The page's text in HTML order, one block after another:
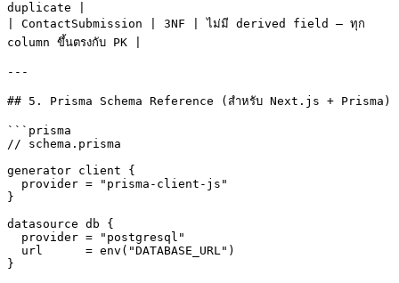
duplicate |
| ContactSubmission | 3NF | ไม่มี derived field — ทุก
column ขึ้นตรงกับ PK |
---
## 5. Prisma Schema Reference (สำหรับ Next.js + Prisma)
```prisma
// schema.prisma
generator client {
}
datasource db {
}